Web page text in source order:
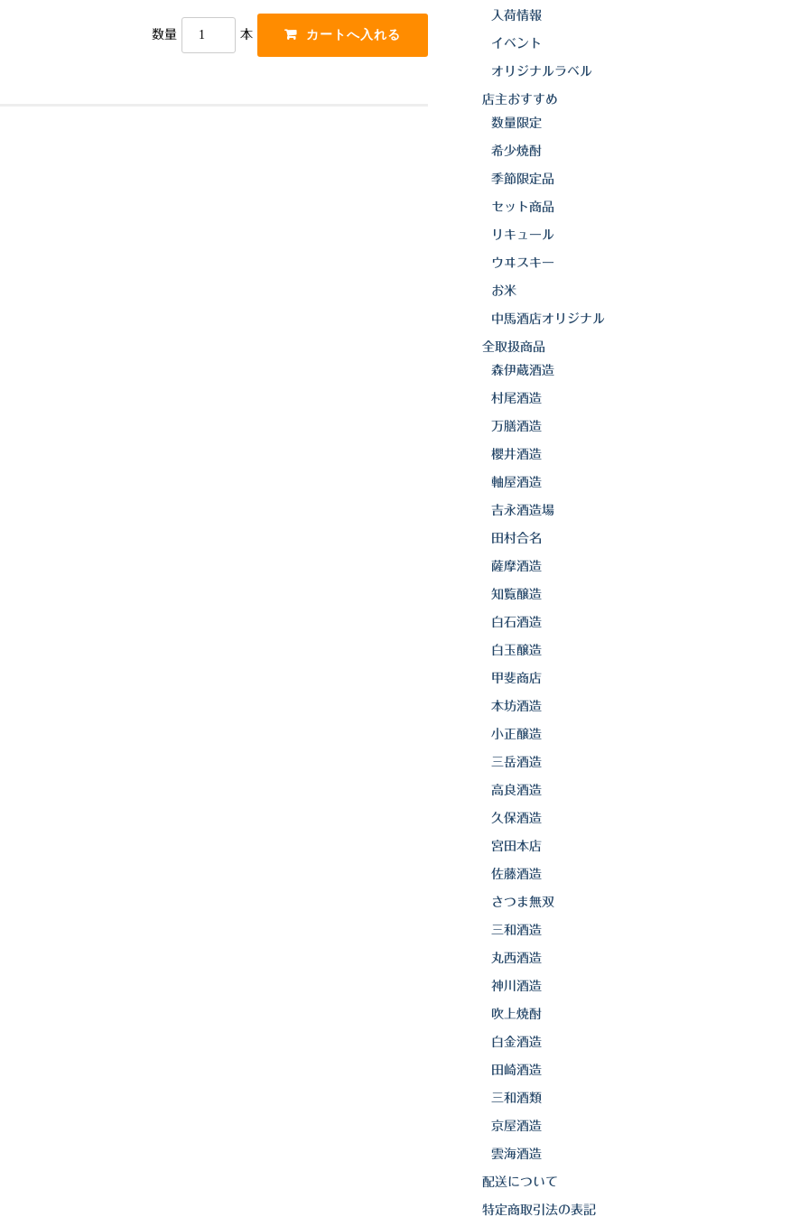
数量 本
入荷情報
イベント
オリジナルラベル
店主おすすめ
数量限定
希少焼酎
季節限定品
セット商品
リキュール
ウヰスキー
お米
中馬酒店オリジナル
全取扱商品
森伊蔵酒造
村尾酒造
万膳酒造
櫻井酒造
軸屋酒造
吉永酒造場
田村合名
薩摩酒造
知覧醸造
白石酒造
白玉醸造
甲斐商店
本坊酒造
小正醸造
三岳酒造
高良酒造
久保酒造
宮田本店
佐藤酒造
さつま無双
三和酒造
丸西酒造
神川酒造
吹上焼酎
白金酒造
田崎酒造
三和酒類
京屋酒造
雲海酒造
配送について
特定商取引法の表記